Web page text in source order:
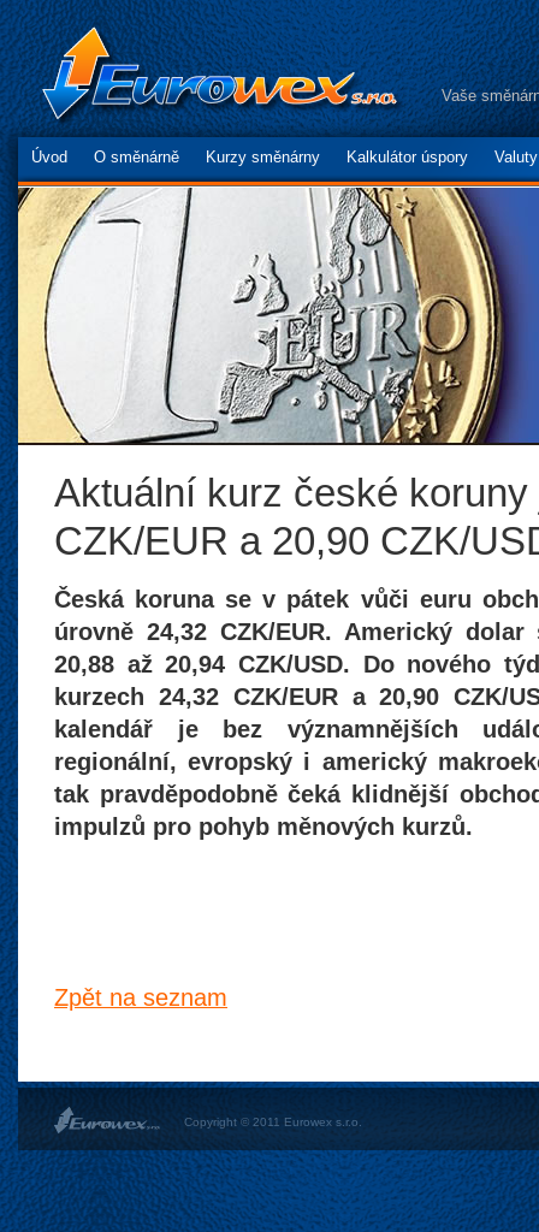
Vaše
Úvod O směnárně Kurzy směnárny Kalkulátor úspory
Aktuální kurz české koruny
CZK/EUR a 20,90 CZK/
Česká koruna se v pátek vůči euru
úrovně 24,32 CZK/EUR. Americký
20,88 až 20,94 CZK/USD. Do nového
kurzech 24,32 CZK/EUR a 20,90 CZK/
kalendář je bez významnějších
regionální, evropský i americký
tak pravděpodobně čeká klidnější
impulzů pro pohyb měnových kurzů.
Zpět na seznam
Copyright © 2011 Eurowex s.r.o.